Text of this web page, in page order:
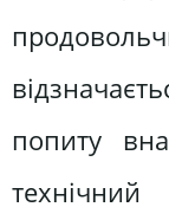
попиту